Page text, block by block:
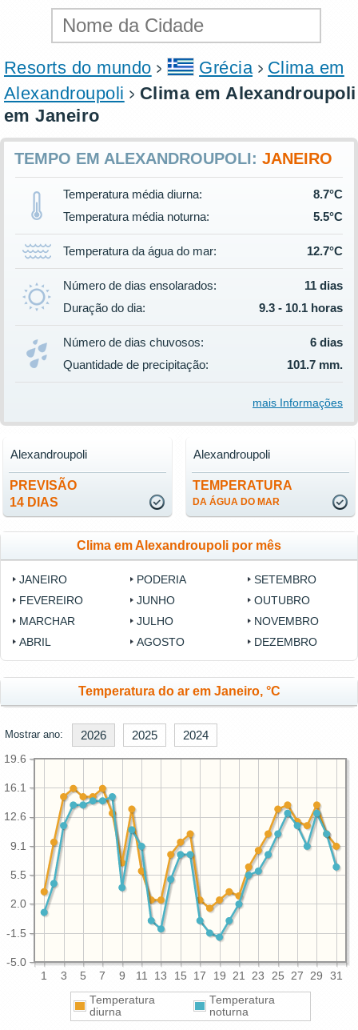
Resorts do mundo Grécia
Clima em
Alexandroupoli
Clima em Alexandroupoli
em Janeiro
TEMPO EM ALEXANDROUPOLI: JANEIRO
Temperatura média diurna:
8.7°C
Temperatura média noturna:
5.5°C
Temperatura da água do mar: 12.7°C
Número de dias ensolarados:
11 dias
Duração do dia:
9.3 - 10.1 horas
Número de dias chuvosos:
6 dias
Quantidade de precipitação:
101.7 mm.
mais Informações
PREVISÃO
14 DIAS
Alexandroupoli
TEMPERATURA
DA ÁGUA DO MAR
Alexandroupoli
Clima em Alexandroupoli por mês
JANEIRO
FEVEREIRO
MARCHAR
ABRIL
PODERIA
JUNHO
JULHO
AGOSTO
SETEMBRO
OUTUBRO
NOVEMBRO
DEZEMBRO
Temperatura do ar em Janeiro, °C
Mostrar ano: 2026 2025 2024
1 3 5 7 9 11 13 15 17 19 21 23 25 27 29 31
-5.0
-1.5
2.0
5.5
9.1
12.6
16.1
19.6
Temperatura
diurna
Temperatura
noturna